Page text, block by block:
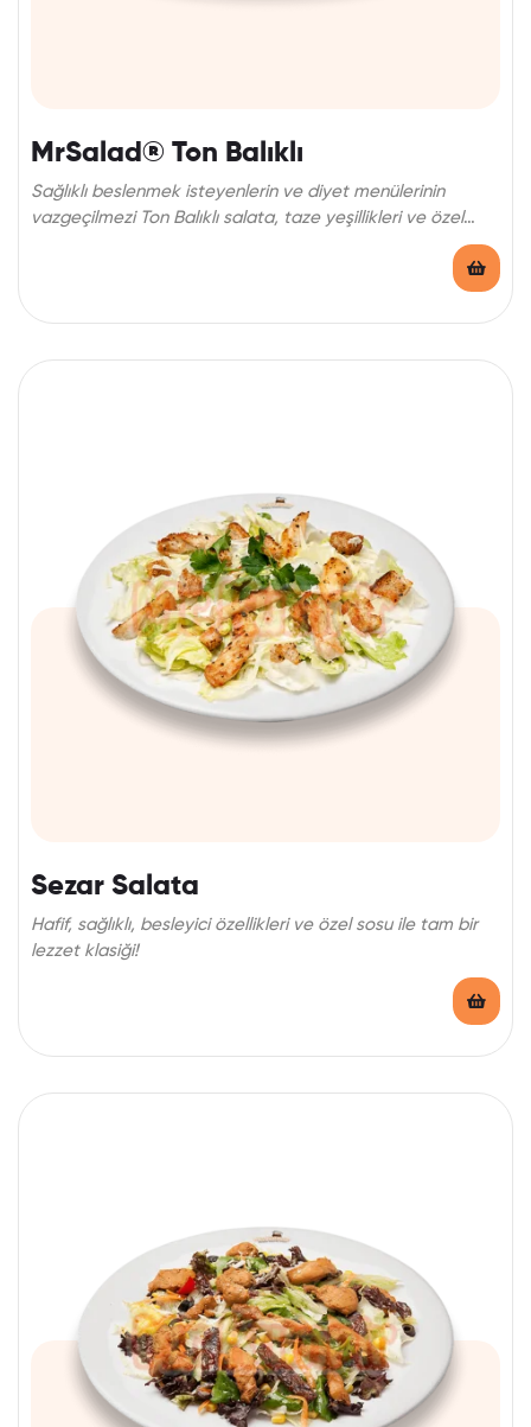
MrSalad® Ton Balıklı
Sağlıklı beslenmek isteyenlerin ve diyet menülerinin
vazgeçilmezi Ton Balıklı salata, taze yeşillikleri ve özel
Sezar Salata
Hafif, sağlıklı, besleyici özellikleri ve özel sosu ile tam bir
lezzet klasiği!